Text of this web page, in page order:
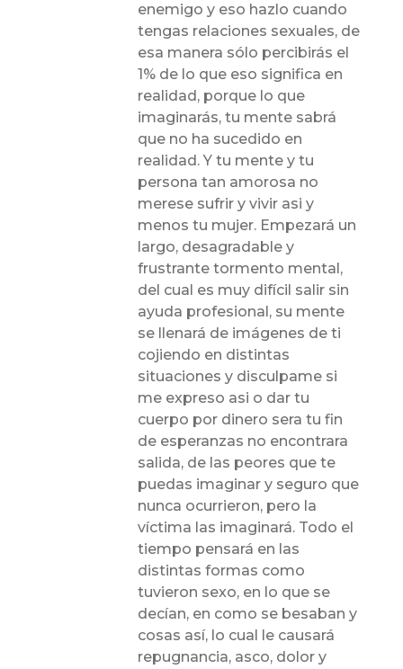
enemigo y eso hazlo cuando
tengas relaciones sexuales, de
esa manera sólo percibirás el
1% de lo que eso significa en
realidad, porque lo que
imaginarás, tu mente sabrá
que no ha sucedido en
realidad. Y tu mente y tu
persona tan amorosa no
merese sufrir y vivir asi y
menos tu mujer. Empezará un
largo, desagradable y
frustrante tormento mental,
del cual es muy difícil salir sin
ayuda profesional, su mente
se llenará de imágenes de ti
cojiendo en distintas
situaciones y disculpame si
me expreso asi o dar tu
cuerpo por dinero sera tu fin
de esperanzas no encontrara
salida, de las peores que te
puedas imaginar y seguro que
nunca ocurrieron, pero la
víctima las imaginará. Todo el
tiempo pensará en las
distintas formas como
tuvieron sexo, en lo que se
decían, en como se besaban y
cosas así, lo cual le causará
repugnancia, asco, dolor y